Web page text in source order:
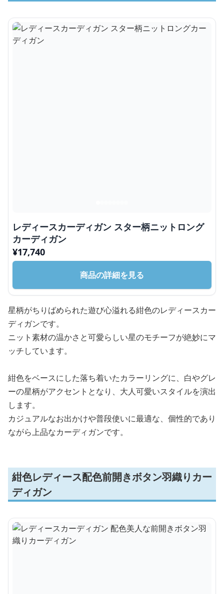
レディースカーディガン スター柄ニットロング
カーディガン
¥17,740
商品の詳細を見る
星柄がちりばめられた遊び心溢れる紺色のレディースカー
ディガンです。
ニット素材の温かさと可愛らしい星のモチーフが絶妙にマ
ッチしています。
紺色をベースにした落ち着いたカラーリングに、白やグレ
ーの星柄がアクセントとなり、大人可愛いスタイルを演出
します。
カジュアルなお出かけや普段使いに最適な、個性的であり
ながら上品なカーディガンです。
紺色レディース配色前開きボタン羽織りカー
ディガン